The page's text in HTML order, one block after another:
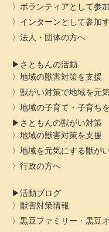
ボランティアとして参
インターンとして参加
法人・団体の方へ
さともんの活動
地域の獣害対策を支援
獣がい対策で地域を元
地域の子育て・子育ち
さともんの獣がい対策
地域の獣害対策を支援
地域を元気にする獣が
行政の方へ
活動ブログ
獣害対策情報
黒豆ファミリー・黒豆